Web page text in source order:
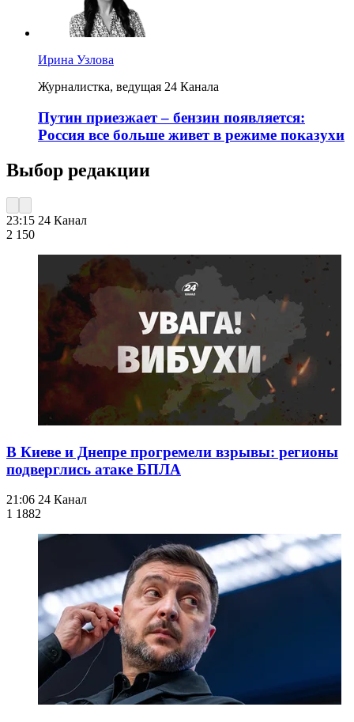
Ирина Узлова
Журналистка, ведущая 24 Канала
Путин приезжает – бензин появляется:
Россия все больше живет в режиме показухи
Выбор редакции
23:15 24 Канал
2 150
В Киеве и Днепре прогремели взрывы: регионы
подверглись атаке БПЛА
21:06 24 Канал
1 1882